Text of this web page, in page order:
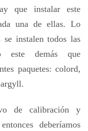
que instalar este
una de ellas. Lo
se instalen todos las
este demás que
paquetes: colord,
de calibración y
deberíamos